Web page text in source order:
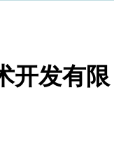
开发有限